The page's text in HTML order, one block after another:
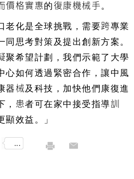
價格實惠的復康機械手。
老化是全球挑戰，需要跨專業
同思考對策及提出創新方案。
聚希望計劃，我們示範了大學
心如何透過緊密合作，讓中風
器械及科技，加快他們康復進
，患者可在家中接受指導訓
顯效益。」
...